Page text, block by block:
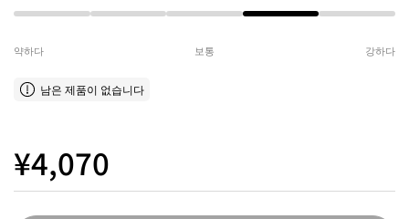
약하다 보통 강하다
남은 제품이 없습니다
¥4,070